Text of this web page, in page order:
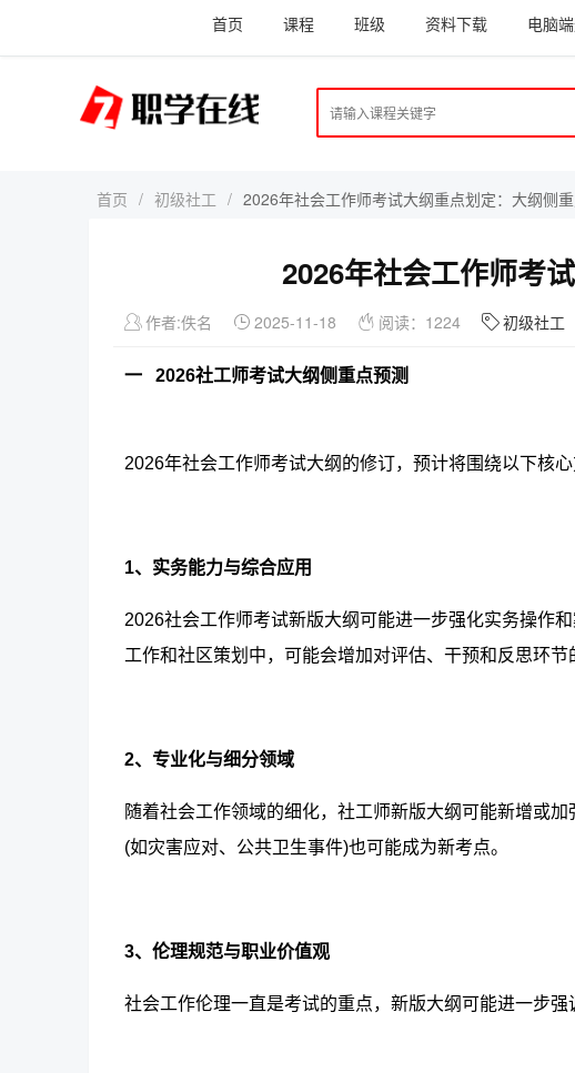
首页 课程 班级 资料下载 电脑
首页 / 初级社工 / 2026年社会工作师考试大纲重点划定：大纲侧重
2026年社会工作师考
作者:佚名 2025-11-18 阅读：1224 初级社工
一 2026社工师考试大纲侧重点预测
2026年社会工作师考试大纲的修订，预计将围绕以下核心
1、实务能力与综合应用
2026社会工作师考试新版大纲可能进一步强化实务操作
工作和社区策划中，可能会增加对评估、干预和反思环节
2、专业化与细分领域
随着社会工作领域的细化，社工师新版大纲可能新增或加
(如灾害应对、公共卫生事件)也可能成为新考点。
3、伦理规范与职业价值观
社会工作伦理一直是考试的重点，新版大纲可能进一步强